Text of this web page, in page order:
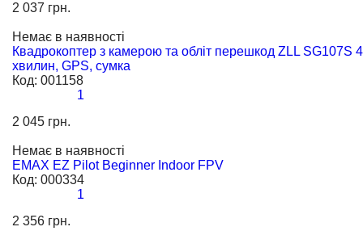
2 037 грн.
Немає в наявності
Квадрокоптер з камерою та обліт перешкод ZLL SG107S
хвилин, GPS, сумка
Код: 001158
1
2 045 грн.
Немає в наявності
EMAX EZ Pilot Beginner Indoor FPV
Код: 000334
1
2 356 грн.